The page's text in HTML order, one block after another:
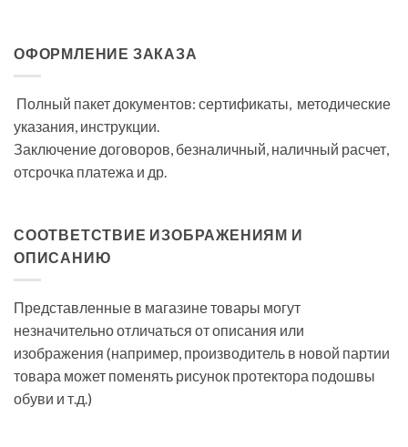
ОФОРМЛЕНИЕ ЗАКАЗА
Полный пакет документов: сертификаты, методические
указания, инструкции.
Заключение договоров, безналичный, наличный расчет,
отсрочка платежа и др.
СООТВЕТСТВИЕ ИЗОБРАЖЕНИЯМ И
ОПИСАНИЮ
Представленные в магазине товары могут
незначительно отличаться от описания или
изображения (например, производитель в новой партии
товара может поменять рисунок протектора подошвы
обуви и т.д.)